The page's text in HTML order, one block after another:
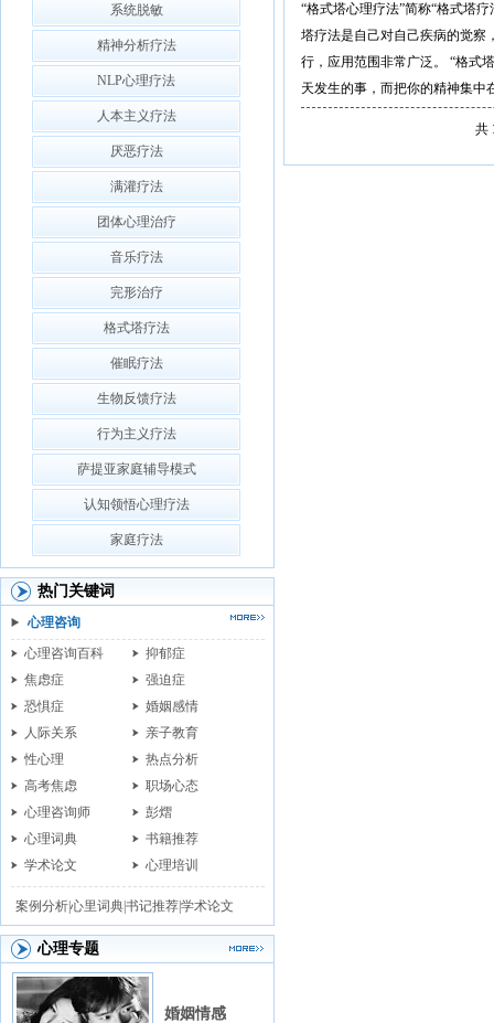
系统脱敏
精神分析疗法
NLP心理疗法
人本主义疗法
厌恶疗法
满灌疗法
团体心理治疗
音乐疗法
完形治疗
格式塔疗法
催眠疗法
生物反馈疗法
行为主义疗法
萨提亚家庭辅导模式
认知领悟心理疗法
家庭疗法
热门关键词
心理咨询
心理咨询百科
抑郁症
焦虑症
强迫症
恐惧症
婚姻感情
人际关系
亲子教育
性心理
热点分析
高考焦虑
职场心态
心理咨询师
彭熠
心理词典
书籍推荐
学术论文
心理培训
案例分析|心里词典|书记推荐|学术论文
心理专题
婚姻情感
“格式塔心理疗法”简称“格式塔
塔疗法是自己对自己疾病的觉察
行，应用范围非常广泛。 “格式
天发生的事，而把你的精神集中
共